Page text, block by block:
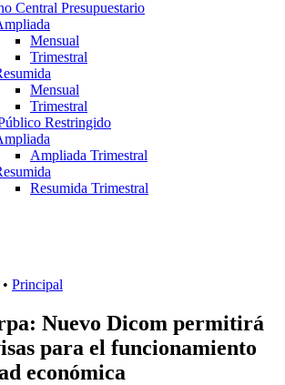
Central Presupuestario
Mensual
Trimestral
Mensual
Trimestral
Restringido
Ampliada Trimestral
Resumida Trimestral
• Principal
Nuevo Dicom permitirá
para el funcionamiento
económica